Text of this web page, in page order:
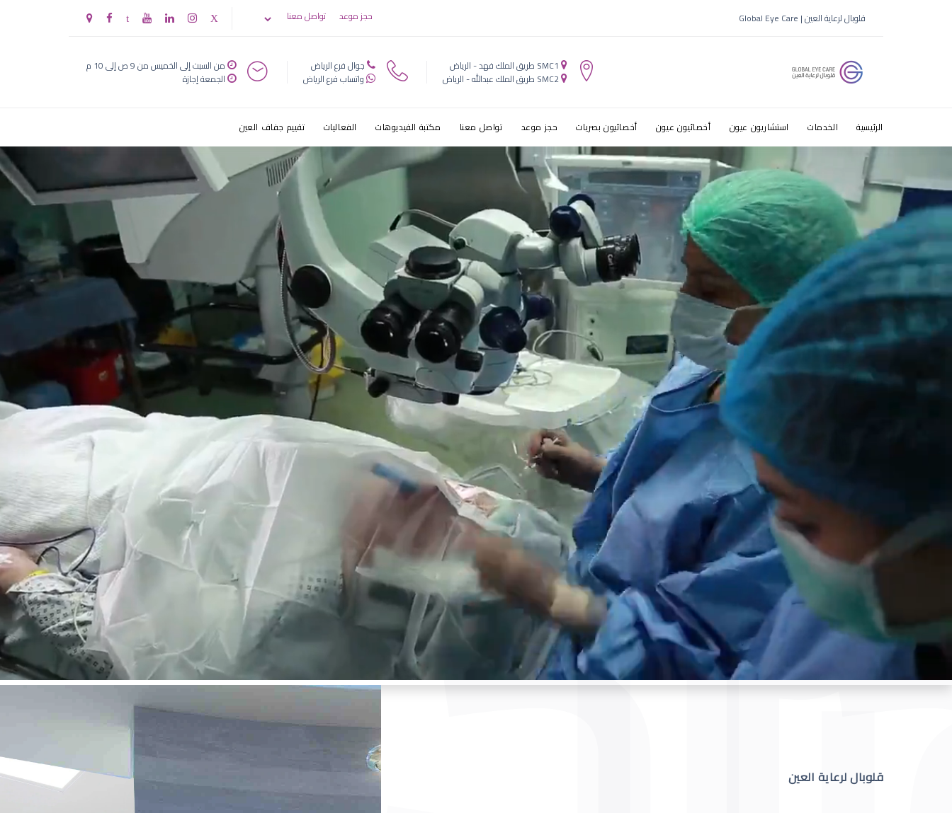
ضعف النظر 10 درجات
قلوبال لرعاية العين | Global Eye Care حجز موعد تواصل معنا
SMC1 طريق الملك فهد - الرياض
SMC2 طريق الملك عبدالله - الرياض
جوال فرع الرياض
واتساب فرع الرياض
من السبت إلى الخميس من 9 ص إلى 10 م
الجمعة إجازة
الرئيسية الخدمات استشاريون عيون أخصائيون عيون أخصائيون بصريات حجز موعد تواصل معنا مكتبة الفيديوهات الفعاليات تقييم جفاف العين
قلوبال لرعاية العين